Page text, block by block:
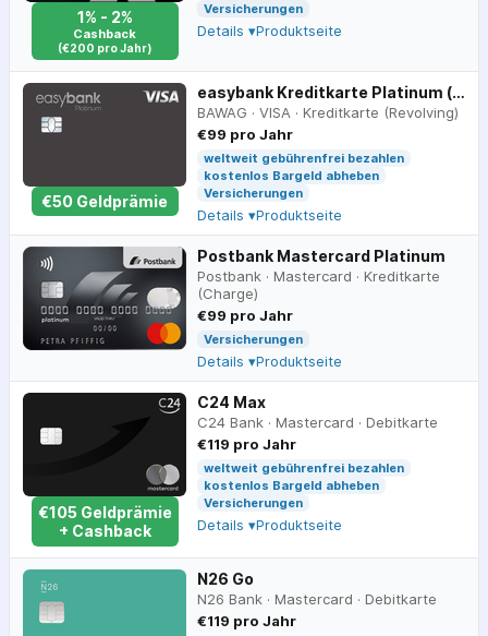
1% - 2%
Cashback
(€200 pro Jahr)
Versicherungen
Details ▾Produktseite
€50 Geldprämie
easybank Kreditkarte Platinum (ehemals Barclays)
BAWAG · VISA · Kreditkarte (Revolving)
€99 pro Jahr
weltweit gebührenfrei bezahlen
kostenlos Bargeld abheben
Versicherungen
Details ▾Produktseite
Postbank Mastercard Platinum
Postbank · Mastercard · Kreditkarte
(Charge)
€99 pro Jahr
Versicherungen
Details ▾Produktseite
€105 Geldprämie
+ Cashback
C24 Max
C24 Bank · Mastercard · Debitkarte
€119 pro Jahr
weltweit gebührenfrei bezahlen
kostenlos Bargeld abheben
Versicherungen
Details ▾Produktseite
N26 Go
N26 Bank · Mastercard · Debitkarte
€119 pro Jahr